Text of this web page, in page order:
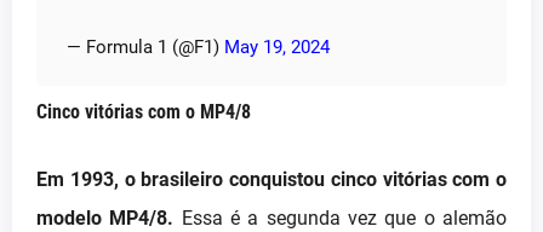
— Formula 1 (@F1) May 19, 2024
Cinco vitórias com o MP4/8
Em 1993, o brasileiro conquistou cinco vitórias com o
modelo MP4/8. Essa é a segunda vez que o alemão